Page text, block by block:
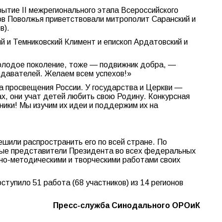
II межрегионального этапа Всероссийского
Поволжья приветствовали митрополит Саранский и
Темниковский Климент и епископ Ардатовский и
поколение, тоже — подвижник добра, —
Желаем всем успехов!»
просвещения России. У государства и Церкви —
они учат детей любить свою Родину. Конкурсная
Мы изучим их идеи и поддержим их на
распространить его по всей стране. По
представители Президента во всех федеральных
методическими и творческими работами своих
51 работа (68 участников) из 14 регионов
Пресс-служба Синодального ОРОиК